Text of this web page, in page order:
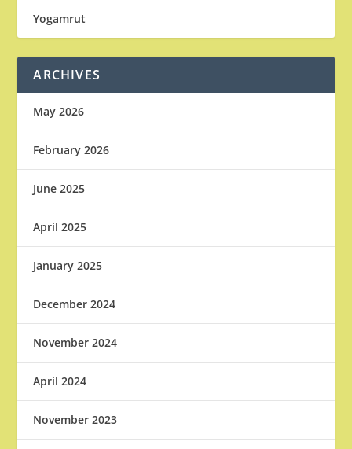
Yogamrut
ARCHIVES
May 2026
February 2026
June 2025
April 2025
January 2025
December 2024
November 2024
April 2024
November 2023